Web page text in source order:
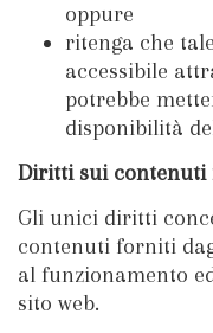
oppure
ritenga che
accessibile
potrebbe
disponibilità
Diritti sui
Gli unici diritti
contenuti forniti
al funzionamento
sito web.